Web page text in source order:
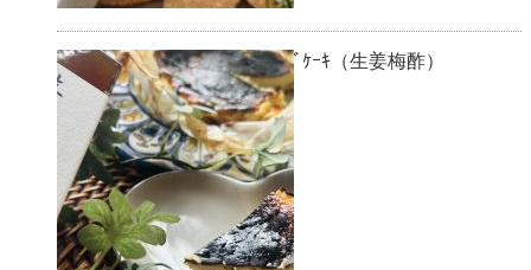
生姜バスクﾁｰｽﾞｹｰｷ（生姜梅酢）